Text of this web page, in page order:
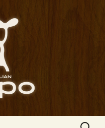
イタリアン
ポ）」の公式
チェッポ）」。
岐オリーブ牛の
メニューも豊富
一人飲みのお客
検